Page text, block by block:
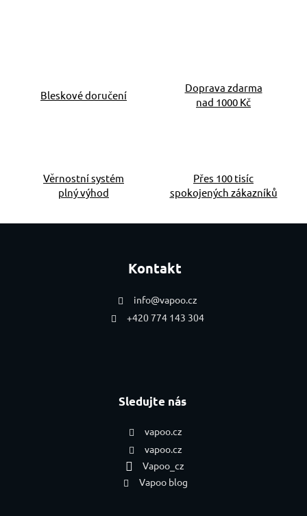
Bleskové doručení
Doprava zdarma
nad 1000 Kč
Věrnostní systém
plný výhod
Přes 100 tisíc
spokojených zákazníků
Kontakt
info@vapoo.cz
+420 774 143 304
Sledujte nás
vapoo.cz
vapoo.cz
Vapoo_cz
Vapoo blog